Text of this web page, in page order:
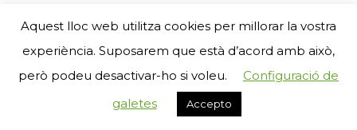
Aquest lloc web utilitza cookies per millorar la vostra
experiència. Suposarem que està d’acord amb això,
però podeu desactivar-ho si voleu.
Configuració de
galetes
Accepto